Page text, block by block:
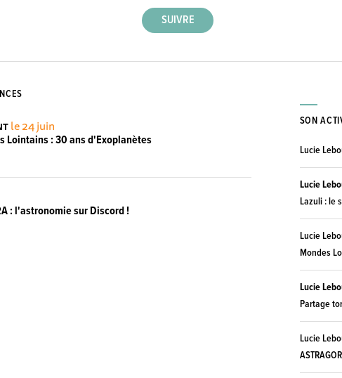
le 24 juin
Lointains : 30 ans d'Exoplanètes
: l'astronomie sur Discord !
SON
Lucie
Lucie
Lazuli : le
Lucie
Mondes
Lucie
Partage
Lucie